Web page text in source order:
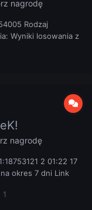
nagrodę
Rodzaj
Wyniki losowania z
nagrodę
2 01:22 17
okres 7 dni Link
1